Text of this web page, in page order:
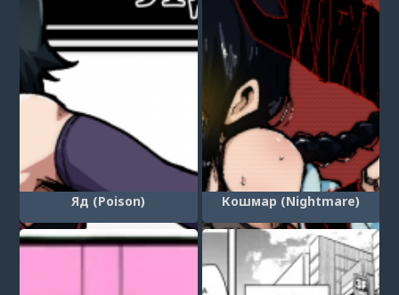
Яд (Poison) Кошмар (Nightmare)